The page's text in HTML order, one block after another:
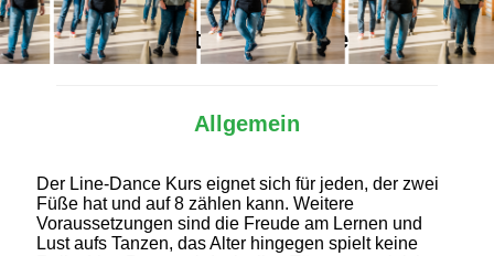
Alles Wichtige auf einen Blick
Allgemein
Der Line-Dance Kurs eignet sich für jeden, der zwei
Füße hat und auf 8 zählen kann. Weitere
Voraussetzungen sind die Freude am Lernen und
Lust aufs Tanzen, das Alter hingegen spielt keine